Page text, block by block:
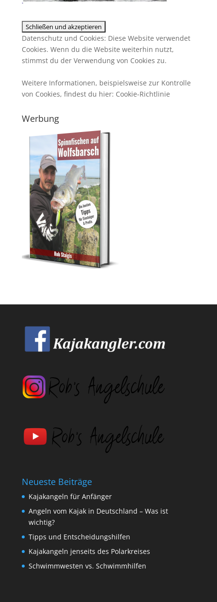
Datenschutz und Cookies: Diese Website verwendet
Cookies. Wenn du die Website weiterhin nutzt,
stimmst du der Verwendung von Cookies zu.
Weitere Informationen, beispielsweise zur Kontrolle
von Cookies, findest du hier: Cookie-Richtlinie
Werbung
Neueste Beiträge
Kajakangeln für Anfänger
Angeln vom Kajak in Deutschland – Was ist
wichtig?
Tipps und Entscheidungshilfen
Kajakangeln jenseits des Polarkreises
Schwimmwesten vs. Schwimmhilfen